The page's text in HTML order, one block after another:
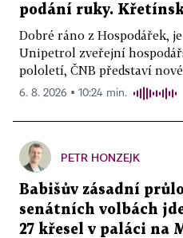
podání ruky.
Dobré ráno z Hospodářek,
Unipetrol zveřejní
pololetí, ČNB představí
6. 8. 2026 ▪ 10:24 min.
PETR HONZEJK
Babišův zásadní
senátních volbách
27 křesel v paláci na